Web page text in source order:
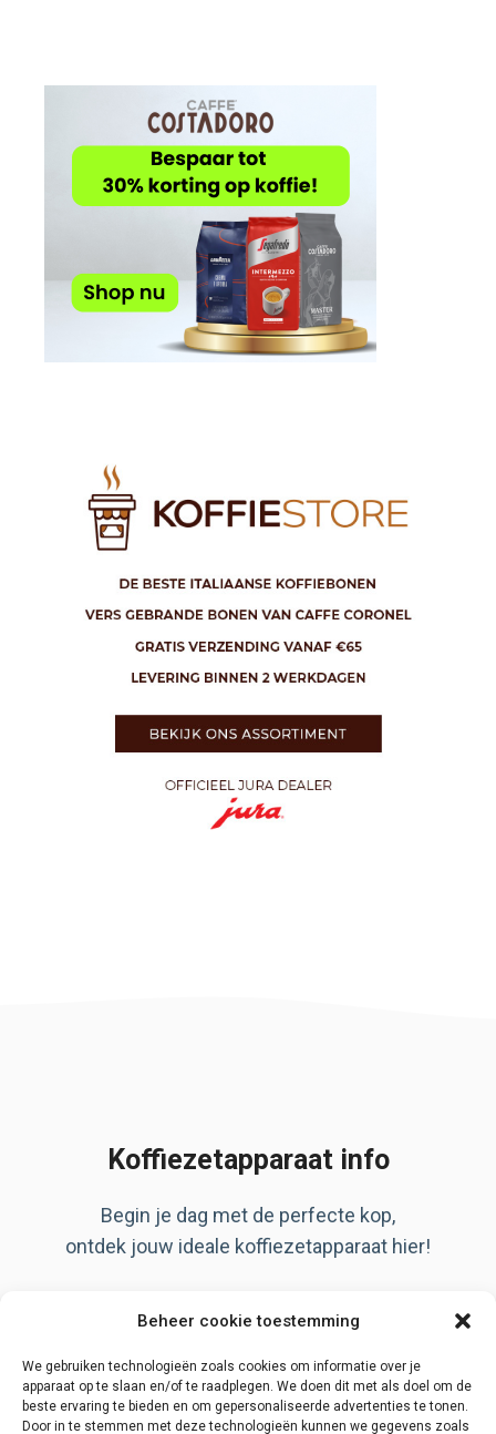
Beheer cookie toestemming
We gebruiken technologieën zoals cookies om informatie over je
apparaat op te slaan en/of te raadplegen. We doen dit met als doel om de
beste ervaring te bieden en om gepersonaliseerde advertenties te tonen.
Door in te stemmen met deze technologieën kunnen we gegevens zoals
Koffiezetapparaat info
Begin je dag met de perfecte kop,
ontdek jouw ideale koffiezetapparaat hier!
Privacy Policy